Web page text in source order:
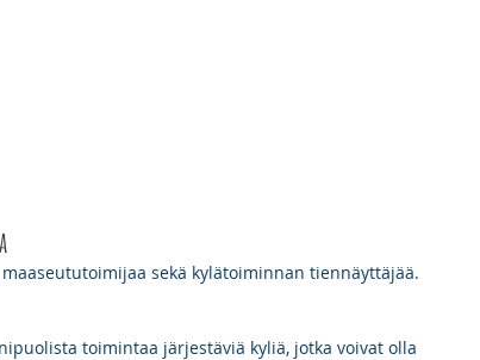
sekä kylätoiminnan tiennäyttäjää.
toimintaa järjestäviä kyliä, jotka voivat olla